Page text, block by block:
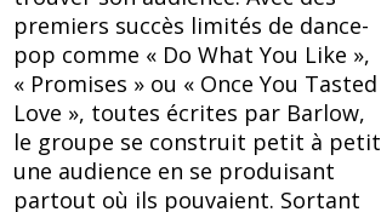
premiers succès limités de dance-
pop comme « Do What You Like »,
« Promises » ou « Once You Tasted
Love », toutes écrites par Barlow,
le groupe se construit petit à petit
une audience en se produisant
partout où ils pouvaient. Sortant